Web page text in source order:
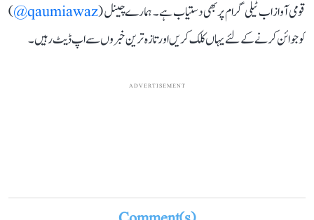
قومی آواز اب ٹیلی گرام پر بھی دستیاب ہے۔ ہمارے چینل (qaumiawaz@
)
کو جوائن کرنے کے لئے یہاں کلک کریں اور تازہ ترین خبروں سے اپ ڈیٹ رہیں۔
ADVERTISEMENT